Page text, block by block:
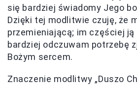
się bardziej świadomy Jego
Dzięki tej modlitwie czuję, że
przemieniającą; im częściej
bardziej odczuwam potrzebę
Bożym sercem.
Znaczenie modlitwy „Duszo